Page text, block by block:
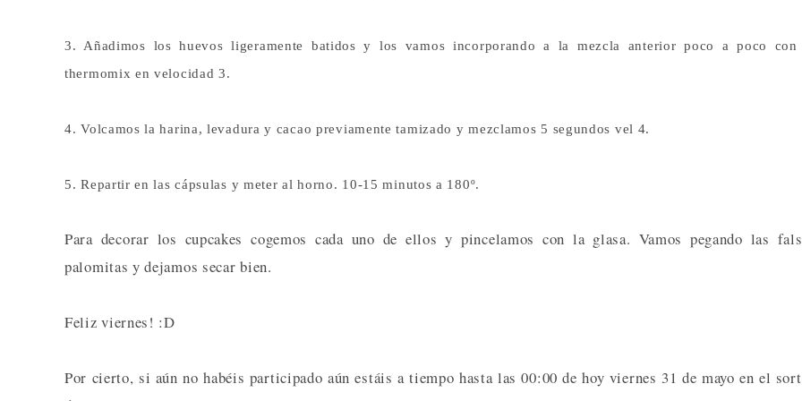
3. Añadimos los huevos ligeramente batidos y los vamos incorporando a la mezcla anterior poco a poco con
thermomix en velocidad 3.
4. Volcamos la harina, levadura y cacao previamente tamizado y mezclamos 5 segundos vel 4.
5. Repartir en las cápsulas y meter al horno. 10-15 minutos a 180º.
Para decorar los cupcakes cogemos cada uno de ellos y pincelamos con la glasa. Vamos pegando las
palomitas y dejamos secar bien.
Feliz viernes! :D
Por cierto, si aún no habéis participado aún estáis a tiempo hasta las 00:00 de hoy viernes 31 de mayo en el